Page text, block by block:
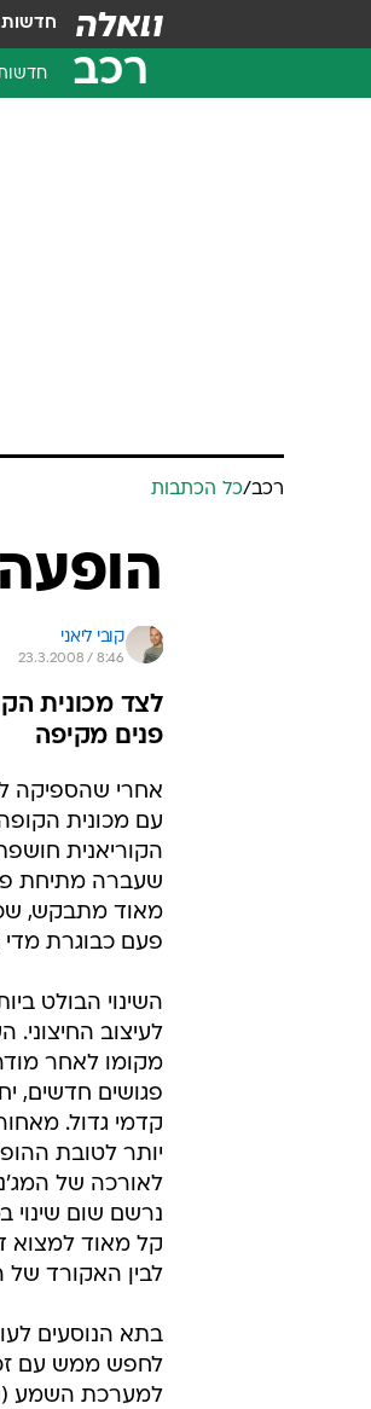
חדשות
רכב
רכב/כל הכתבות
קובי ליאני
23.3.2008 / 8:46
לצד מכונית
פנים מקיפה
אחרי שהספיקה
עם מכונית
הקוריאנית
שעברה מתיחת
מאוד מתבקש,
פעם כבוגרת
השינוי הבולט
לעיצוב
מקומו לאחר
פגושים חדשים,
קדמי גדול.
יותר לטובת
נרשם שום שינוי
קל מאוד למצוא
לבין האקורד של
בתא הנוסעים
לחפש ממש עם
למערכת השמע